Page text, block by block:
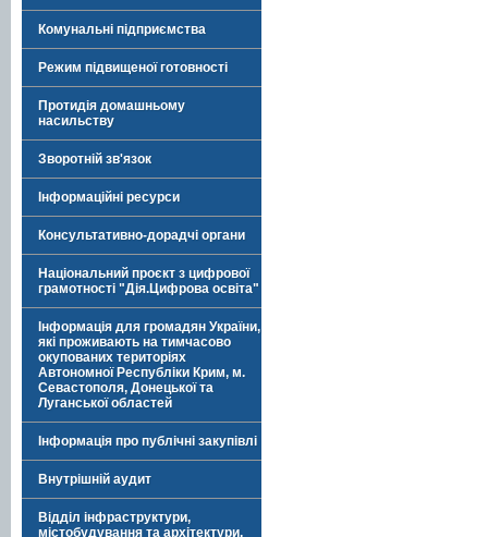
Комунальні підприємства
Режим підвищеної готовності
Протидія домашньому
насильству
Зворотній зв'язок
Інформаційні ресурси
Консультативно-дорадчі органи
Національний проєкт з цифрової
грамотності "Дія.Цифрова освіта"
Інформація для громадян України,
які проживають на тимчасово
окупованих територіях
Автономної Республіки Крим, м.
Севастополя, Донецької та
Луганської областей
Інформація про публічні закупівлі
Внутрішній аудит
Відділ інфраструктури,
містобудування та архітектури,